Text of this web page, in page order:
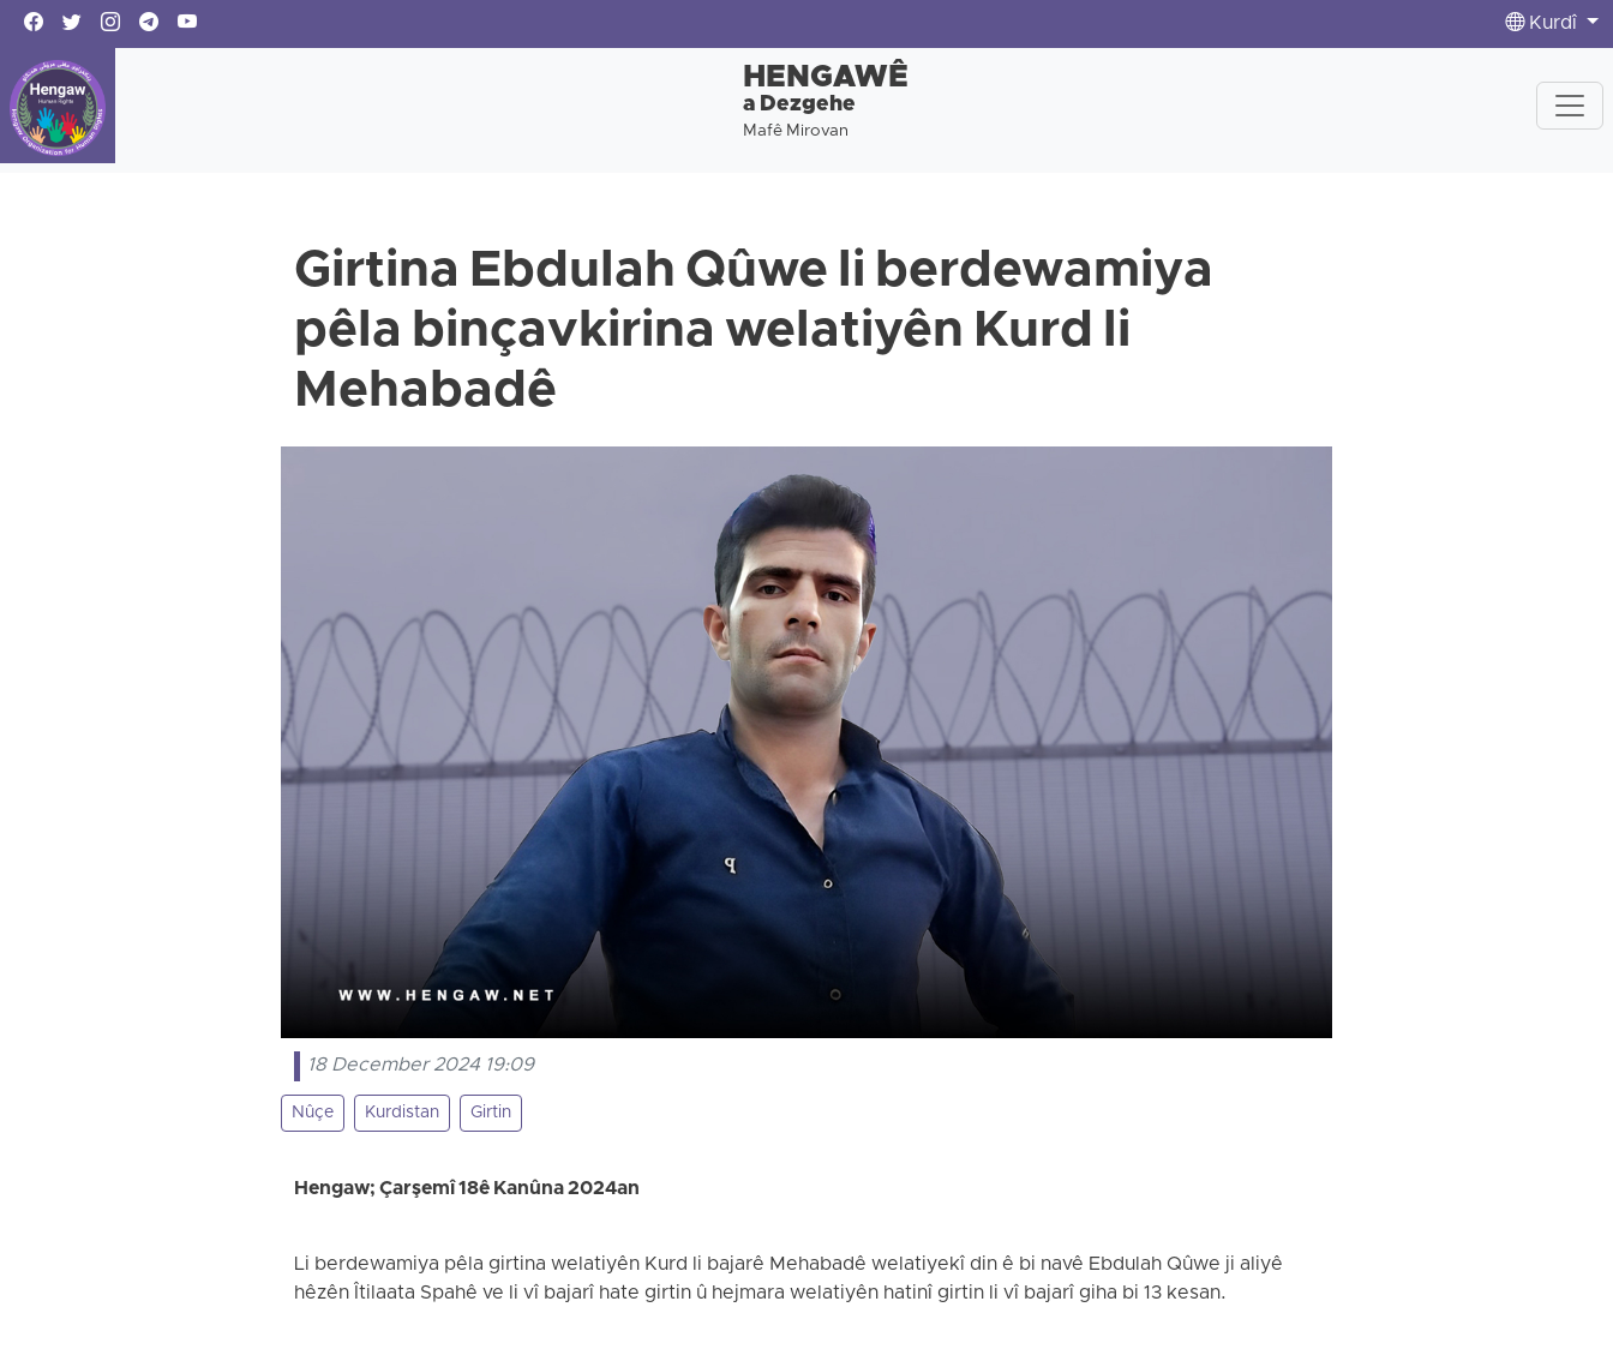
Kurdî
HENGAWÊ
a Dezgehe
Mafê Mirovan
Girtina Ebdulah Qûwe li berdewamiya
pêla binçavkirina welatiyên Kurd li
Mehabadê
18 December 2024 19:09
Nûçe Kurdistan Girtin
Hengaw; Çarşemî 18ê Kanûna 2024an
Li berdewamiya pêla girtina welatiyên Kurd li bajarê Mehabadê welatiyekî din ê bi navê Ebdulah Qûwe ji aliyê
hêzên Îtilaata Spahê ve li vî bajarî hate girtin û hejmara welatiyên hatinî girtin li vî bajarî giha bi 13 kesan.